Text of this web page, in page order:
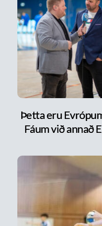
Þetta eru
Fáum við annað